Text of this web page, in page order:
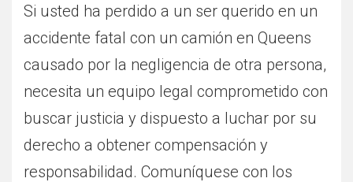
Si usted ha perdido a un ser querido en un
accidente fatal con un camión en Queens
causado por la negligencia de otra persona,
necesita un equipo legal comprometido con
buscar justicia y dispuesto a luchar por su
derecho a obtener compensación y
responsabilidad. Comuníquese con los